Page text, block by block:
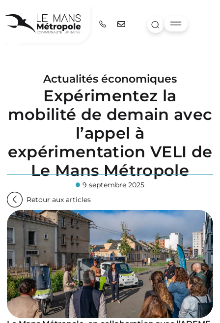
Actualités économiques
Expérimentez la
mobilité de demain avec
l’appel à
expérimentation VELI de
Le Mans Métropole
9 septembre 2025
Retour aux articles